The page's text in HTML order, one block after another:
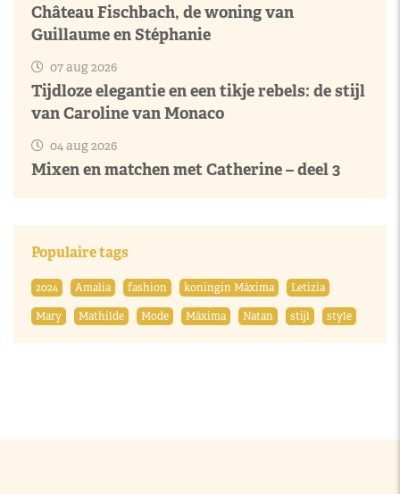
Château Fischbach, de woning van
Guillaume en Stéphanie
07 aug 2026
Tijdloze elegantie en een tikje rebels: de stijl
van Caroline van Monaco
04 aug 2026
Mixen en matchen met Catherine – deel 3
Populaire tags
2024 Amalia fashion koningin Máxima
Letizia
Mary
Mathilde Mode Máxima Natan stijl style